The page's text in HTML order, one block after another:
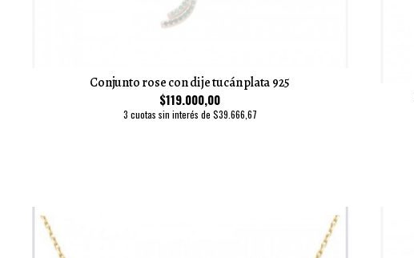
Conjunto rose con dije tucán plata 925
$119.000,00
3 cuotas sin interés de $39.666,67